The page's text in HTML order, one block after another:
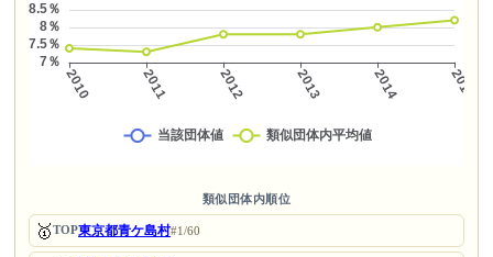
類似団体内順位
🥇TOP東京都青ケ島村#1/60